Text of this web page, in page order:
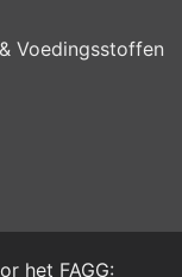
Voedingsstoffen
het FAGG: